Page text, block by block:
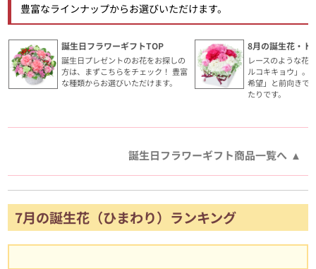
豊富なラインナップからお選びいただけます。
誕生日フラワーギフトTOP
誕生日プレゼントのお花をお探しの
方は、まずこちらをチェック！ 豊富
な種類からお選びいただけます。
8月の誕生花・ト
レースのような花
ルコキキョウ」。
希望」と前向きで
たりです。
誕生日フラワーギフト商品一覧へ
7月の誕生花（ひまわり）ランキング